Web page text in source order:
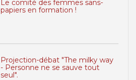
Le comité des femmes sans-
papiers en formation !
Projection-débat "The milky way
- Personne ne se sauve tout
seul".